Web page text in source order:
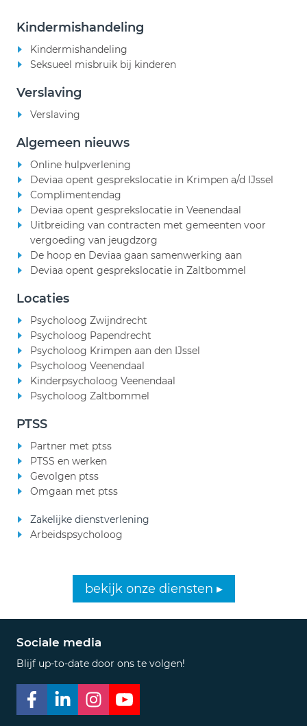
Kindermishandeling
Kindermishandeling
Seksueel misbruik bij kinderen
Verslaving
Verslaving
Algemeen nieuws
Online hulpverlening
Deviaa opent gesprekslocatie in Krimpen a/d IJssel
Complimentendag
Deviaa opent gesprekslocatie in Veenendaal
Uitbreiding van contracten met gemeenten voor
vergoeding van jeugdzorg
De hoop en Deviaa gaan samenwerking aan
Deviaa opent gesprekslocatie in Zaltbommel
Locaties
Psycholoog Zwijndrecht
Psycholoog Papendrecht
Psycholoog Krimpen aan den IJssel
Psycholoog Veenendaal
Kinderpsycholoog Veenendaal
Psycholoog Zaltbommel
PTSS
Partner met ptss
PTSS en werken
Gevolgen ptss
Omgaan met ptss
Zakelijke dienstverlening
Arbeidspsycholoog
bekijk onze diensten ▸
Sociale media
Blijf up-to-date door ons te volgen!